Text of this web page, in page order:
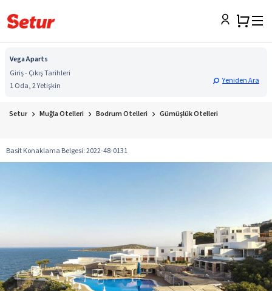
Vega Aparts
Giriş - Çıkış Tarihleri
1 Oda, 2 Yetişkin
Yeniden Ara
Setur Muğla Otelleri Bodrum Otelleri Gümüşlük Otelleri
Basit Konaklama Belgesi:2022-48-0131